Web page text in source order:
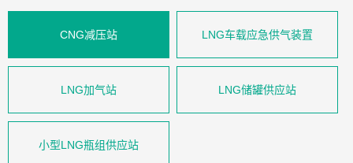
CNG减压站 LNG车载应急供气装置
LNG加气站 LNG储罐供应站
小型LNG瓶组供应站